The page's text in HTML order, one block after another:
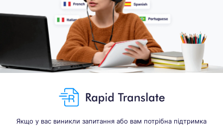
Якщо у вас виникли запитання або вам потрібна підтримка